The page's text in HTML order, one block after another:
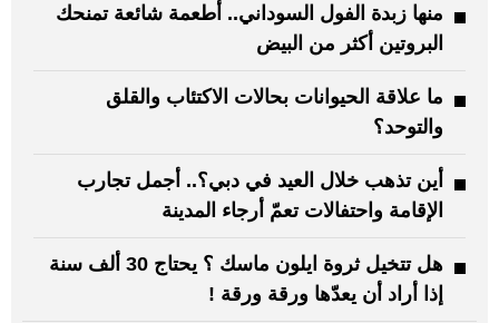
منها زبدة الفول السوداني.. أطعمة شائعة تمنحك
البروتين أكثر من البيض
ما علاقة الحيوانات بحالات الاكتئاب والقلق
والتوحد؟
أين تذهب خلال العيد في دبي؟.. أجمل تجارب
الإقامة واحتفالات تعمّ أرجاء المدينة
هل تتخيل ثروة ايلون ماسك ؟ يحتاج 30 ألف سنة
إذا أراد أن يعدّها ورقة ورقة !